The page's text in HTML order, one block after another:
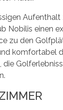
Aufenthalt
Nobilis einen
zu den
komfortabel
die